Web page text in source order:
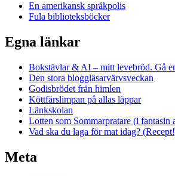
En amerikansk språkpolis
Fula biblioteksböcker
Egna länkar
Bokstävlar & AI – mitt levebröd. Gå
Den stora bloggläsarvärvsveckan
Godisbrödet från himlen
Köttfärslimpan på allas läppar
Länkskolan
Lotten som Sommarpratare (i fantasin
Vad ska du laga för mat idag?
Meta